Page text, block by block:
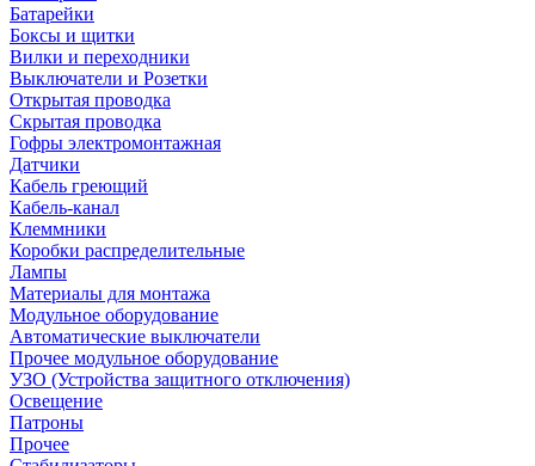
Батарейки
Боксы и щитки
Вилки и переходники
Выключатели и Розетки
Открытая проводка
Скрытая проводка
Гофры электромонтажная
Датчики
Кабель греющий
Кабель-канал
Клеммники
Коробки распределительные
Лампы
Материалы для монтажа
Модульное оборудование
Автоматические выключатели
Прочее модульное оборудование
УЗО (Устройства защитного отключения)
Освещение
Патроны
Прочее